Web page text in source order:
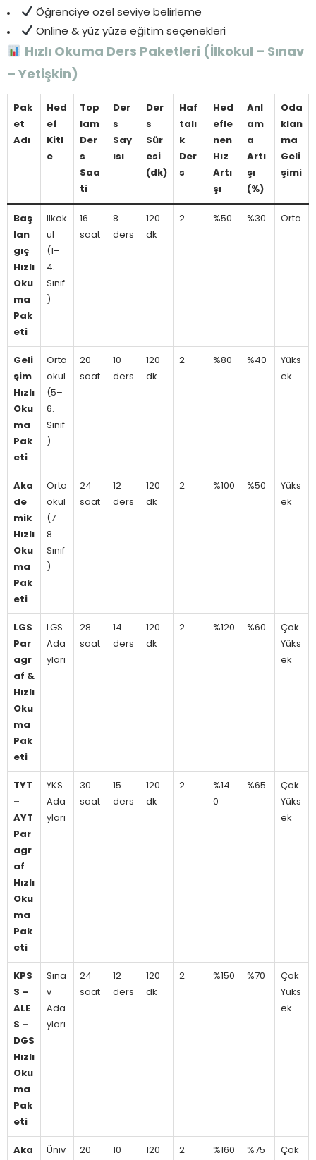
Öğrenciye özel seviye belirleme
Online & yüz yüze eğitim seçenekleri
Hızlı Okuma Ders Paketleri (İlkokul – Sınav
– Yetişkin)
Pak
et
Adı
Hed
ef
Kitl
e
Top
lam
Der
s
Saa
ti
Der
s
Say
ısı
Der
s
Sür
esi
(dk)
Haf
talı
k
Der
s
Hed
efle
nen
Hız
Artı
şı
Anl
am
a
Artı
şı
(%)
Oda
klan
ma
Geli
şimi
Baş
lan
gıç
Hızlı
Oku
ma
Pak
eti
İlkok
ul
(1–
4.
Sınıf
)
16
saat
8
ders
120
dk
2 %50 %30 Orta
Geli
şim
Hızlı
Oku
ma
Pak
eti
Orta
okul
(5–
6.
Sınıf
)
20
saat
10
ders
120
dk
2 %80 %40
Yüks
ek
Aka
de
mik
Hızlı
Oku
ma
Pak
eti
Orta
okul
(7–
8.
Sınıf
)
24
saat
12
ders
120
dk
2 %100 %50
Yüks
ek
LGS
Par
agr
af &
Hızlı
Oku
ma
Pak
eti
LGS
Ada
yları
28
saat
14
ders
120
dk
2 %120 %60
Çok
Yüks
ek
TYT
–
AYT
Par
agr
af
Hızlı
Oku
ma
Pak
eti
YKS
Ada
yları
30
saat
15
ders
120
dk
2
%14
0
%65
Çok
Yüks
ek
KPS
S –
ALE
S –
DGS
Hızlı
Oku
ma
Pak
eti
Sına
v
Ada
yları
24
saat
12
ders
120
dk
2 %150 %70
Çok
Yüks
ek
Aka Üniv 20 10 120 2 %160 %75 Çok